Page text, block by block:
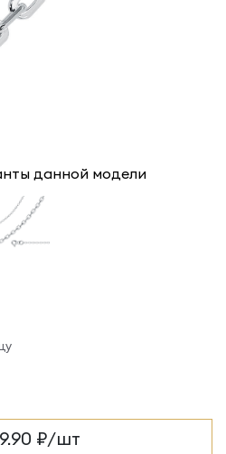
данной модели
₽/шт